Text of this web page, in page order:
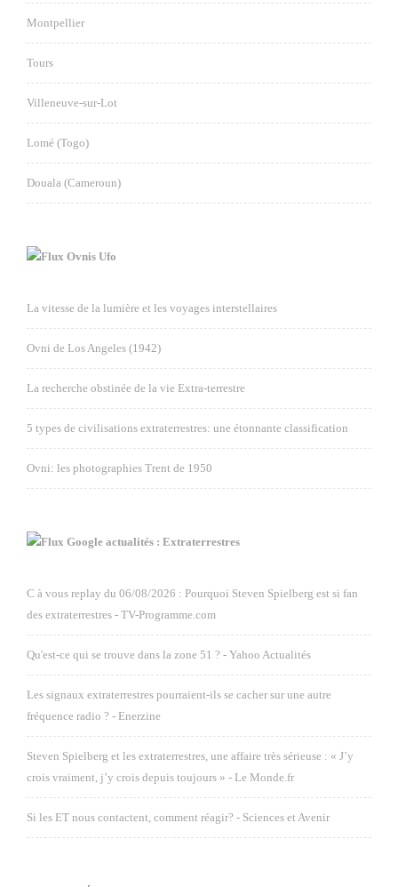
Montpellier
Tours
Villeneuve-sur-Lot
Lomé (Togo)
Douala (Cameroun)
Ovnis Ufo
La vitesse de la lumière et les voyages interstellaires
Ovni de Los Angeles (1942)
La recherche obstinée de la vie Extra-terrestre
5 types de civilisations extraterrestres: une étonnante classification
Ovni: les photographies Trent de 1950
Google actualités : Extraterrestres
C à vous replay du 06/08/2026 : Pourquoi Steven Spielberg est si fan
des extraterrestres - TV-Programme.com
Qu'est-ce qui se trouve dans la zone 51 ? - Yahoo Actualités
Les signaux extraterrestres pourraient-ils se cacher sur une autre
fréquence radio ? - Enerzine
Steven Spielberg et les extraterrestres, une affaire très sérieuse : « J’y
crois vraiment, j’y crois depuis toujours » - Le Monde.fr
Si les ET nous contactent, comment réagir? - Sciences et Avenir